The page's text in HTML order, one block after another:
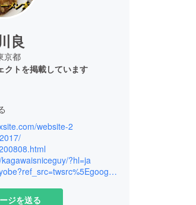
良
京都
クトを掲載しています
症で精神病院に入院。
絵画の公募展（三軌展）に
website-2
?hl=ja
https://twitter.com/kagawaryobe?ref_src=twsrc%5Egoogle%7Ctwcamp%5Eserp%7Ctwgr%5Eauthor
ジを送る